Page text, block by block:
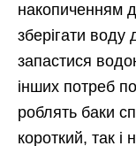
накопиченням
зберігати воду
запастися
інших потреб
роблять баки
короткий, так і